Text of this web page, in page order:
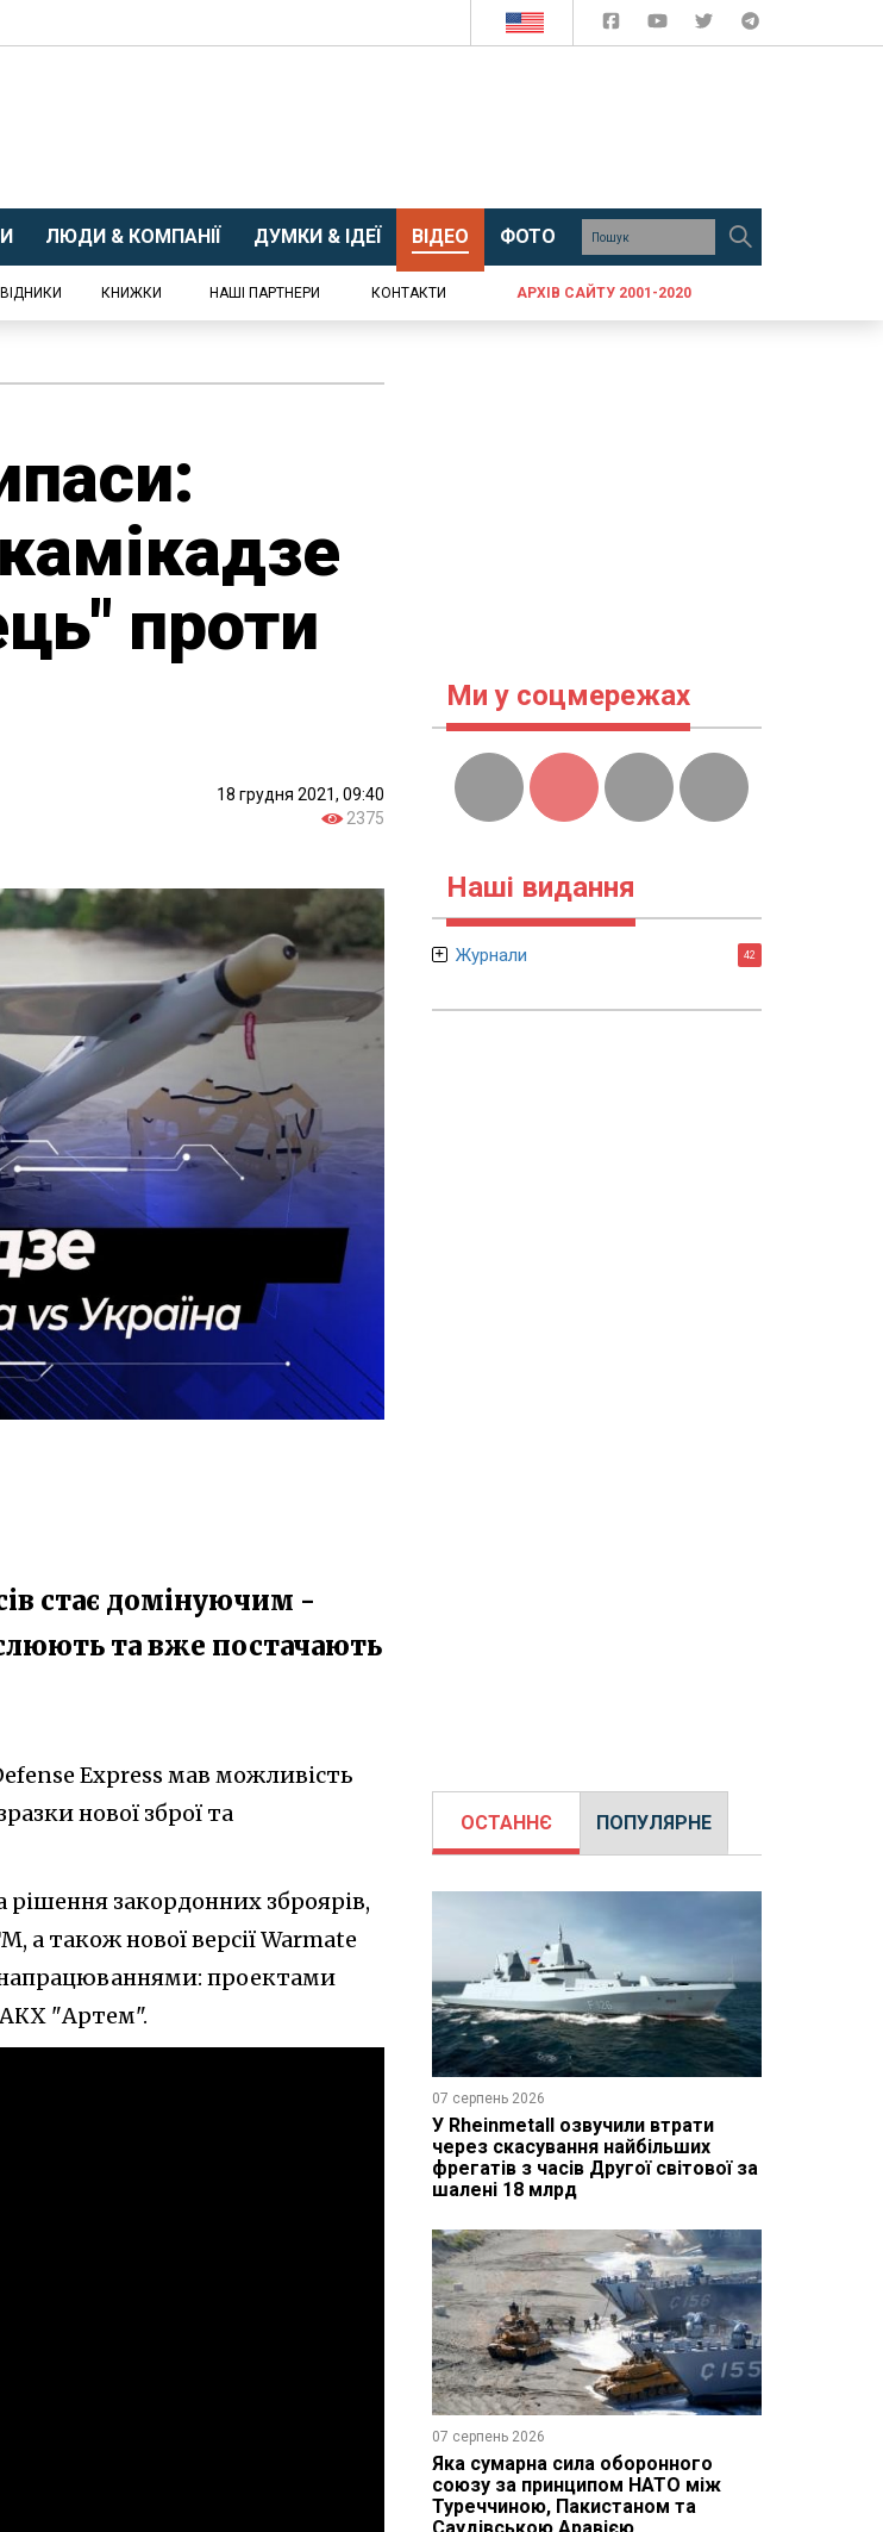
ЛЮДИ & КОМПАНІЇ ДУМКИ & ІДЕЇ ВІДЕО ФОТО
КНИЖКИ НАШІ ПАРТНЕРИ КОНТАКТИ АРХІВ САЙТУ 2001-2020
проти
18 грудня 2021, 09:40
2375
стає домінуючим -
та вже постачають
Express мав можливість
нової зброї та
закордонних зброярів,
а також нової версії Warmate
напрацюваннями: проектами
"Артем".
Ми у соцмережах
Наші видання
Журнали 42
ОСТАННЄ ПОПУЛЯРНЕ
07 серпень 2026
У Rheinmetall озвучили втрати
через скасування найбільших
фрегатів з часів Другої світової за
шалені 18 млрд
07 серпень 2026
Яка сумарна сила оборонного
союзу за принципом НАТО між
Туреччиною, Пакистаном та
Саудівською Аравією